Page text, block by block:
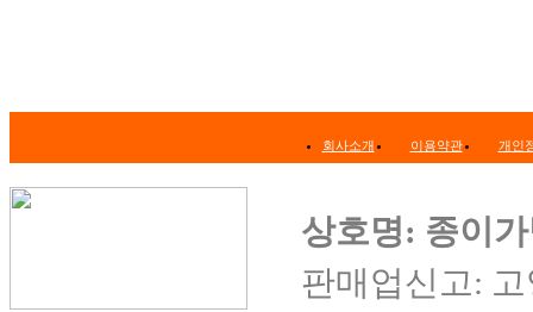
회사소개 이용약관 개인
상호명: 종이
판매업신고: